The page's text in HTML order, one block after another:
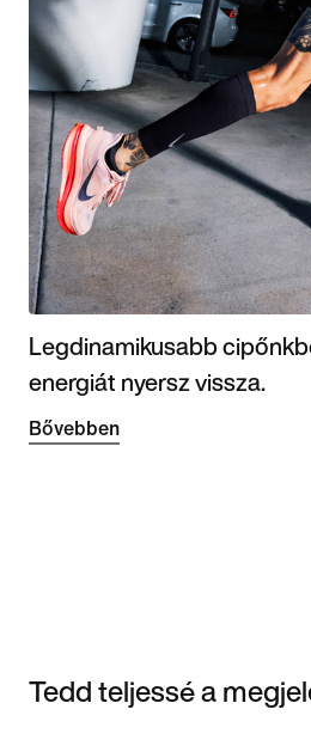
Legdinamikusabb
energiát nyersz vissza.
Bővebben
Tedd teljessé a